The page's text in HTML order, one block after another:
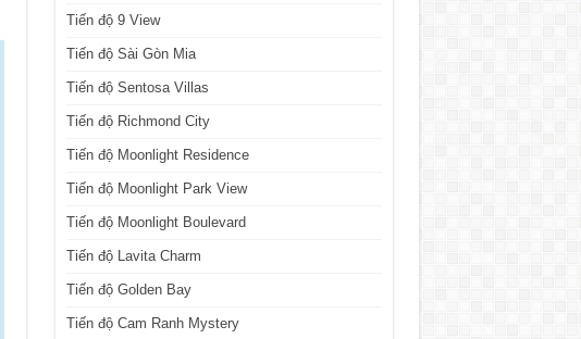
Tiến độ 9 View
Tiến độ Sài Gòn Mia
Tiến độ Sentosa Villas
Tiến độ Richmond City
Tiến độ Moonlight Residence
Tiến độ Moonlight Park View
Tiến độ Moonlight Boulevard
Tiến độ Lavita Charm
Tiến độ Golden Bay
Tiến độ Cam Ranh Mystery